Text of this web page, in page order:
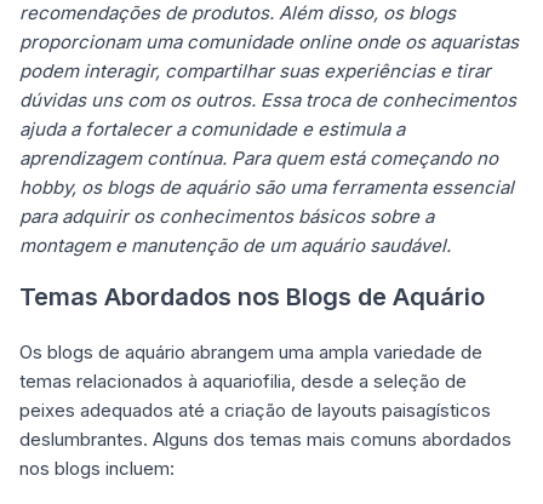
recomendações de produtos. Além disso, os blogs
proporcionam uma comunidade online onde os aquaristas
podem interagir, compartilhar suas experiências e tirar
dúvidas uns com os outros. Essa troca de conhecimentos
ajuda a fortalecer a comunidade e estimula a
aprendizagem contínua. Para quem está começando no
hobby, os blogs de aquário são uma ferramenta essencial
para adquirir os conhecimentos básicos sobre a
montagem e manutenção de um aquário saudável.
Temas Abordados nos Blogs de Aquário
Os blogs de aquário abrangem uma ampla variedade de
temas relacionados à aquariofilia, desde a seleção de
peixes adequados até a criação de layouts paisagísticos
deslumbrantes. Alguns dos temas mais comuns abordados
nos blogs incluem: